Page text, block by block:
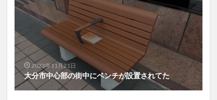
2023年11月21日
大分市中心部の街中にベンチが設置されてた